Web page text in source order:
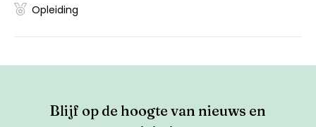
Opleiding
Blijf op de hoogte van nieuws en